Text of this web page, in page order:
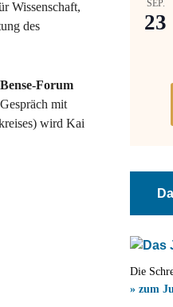
Wissenschaft,
des
Forum
mit
wird Kai
SEP.
23
Die
» zum